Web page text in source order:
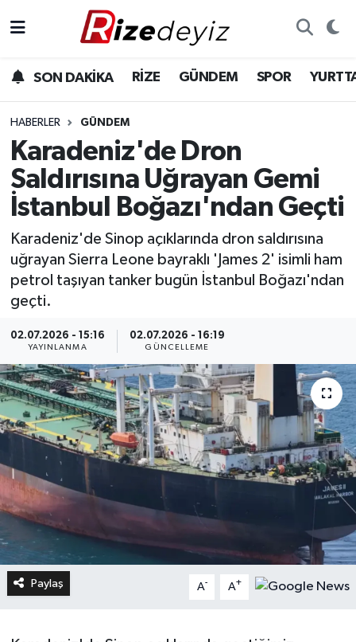
SON DAKİKA RİZE GÜNDEM SPOR
HABERLER GÜNDEM
Karadeniz'de Dron
Saldırısına Uğrayan Gemi
İstanbul Boğazı'ndan Geçti
Karadeniz'de Sinop açıklarında dron saldırısına
uğrayan Sierra Leone bayraklı 'James 2' isimli ham
petrol taşıyan tanker bugün İstanbul Boğazı'ndan
geçti.
02.07.2026 - 15:16
YAYINLANMA
02.07.2026 - 16:19
GÜNCELLEME
Paylaş A- A+
Gündem
Yurttan Haberler
Ekonomi
Sağlık
Rize Hava Durumu
Rize Trafik Yoğunluk Haritası
Süper Lig Puan Durumu ve Fikstür
Son Dakika Haberleri
Haber Arşivi